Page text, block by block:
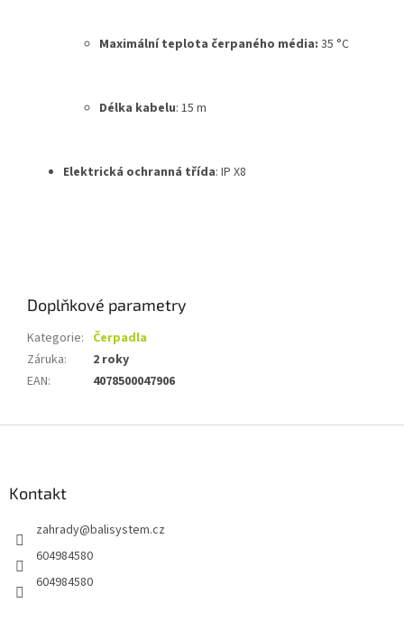
Maximální teplota čerpaného média: 35 °C
Délka kabelu: 15 m
Elektrická ochranná třída: IP X8
Doplňkové parametry
Kategorie: Čerpadla
Záruka:
2 roky
EAN: 4078500047906
Kontakt
zahrady@balisystem.cz
604984580
604984580